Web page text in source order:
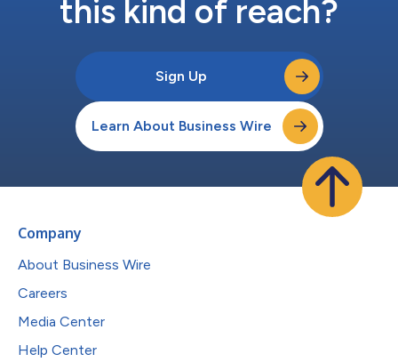
this kind of reach?
Sign Up
Learn About Business Wire
Company
About Business Wire
Careers
Media Center
Help Center